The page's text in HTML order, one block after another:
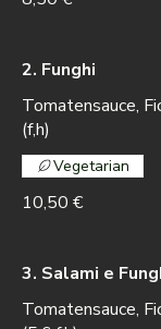
2. Funghi
Tomatensauce,
(f,h)
10,50 €
Vegetarian
3. Salami e
Tomatensauce,